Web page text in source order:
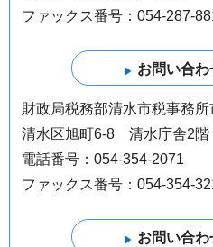
ファックス番号：054-287-
財政局税務部清水市税事務所
清水区旭町6-8 清水庁舎2階
電話番号：054-354-2071
ファックス番号：054-354-